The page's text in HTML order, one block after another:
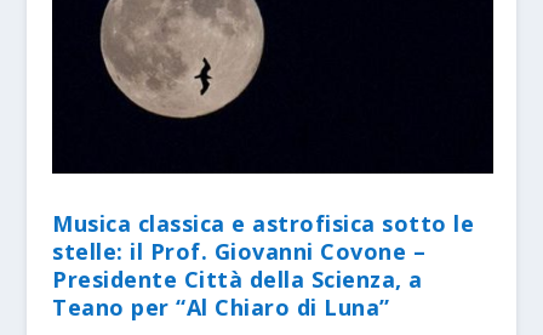
Musica classica e astrofisica sotto le
stelle: il Prof. Giovanni Covone –
Presidente Città della Scienza, a
Teano per “Al Chiaro di Luna”